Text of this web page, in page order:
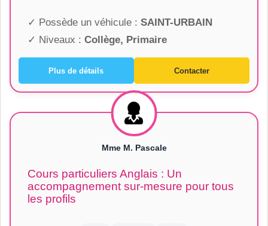
✓ Possède un véhicule : SAINT-URBAIN
✓ Niveaux : Collège, Primaire
Plus de détails Contacter
Mme M. Pascale
Cours particuliers Anglais : Un
accompagnement sur-mesure pour tous
les profils